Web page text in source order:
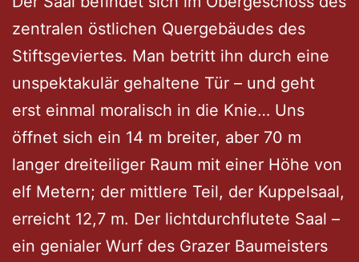
zentralen östlichen Quergebäudes des
Stiftsgeviertes. Man betritt ihn durch eine
unspektakulär gehaltene Tür – und geht
erst einmal moralisch in die Knie… Uns
öffnet sich ein 14 m breiter, aber 70 m
langer dreiteiliger Raum mit einer Höhe von
elf Metern; der mittlere Teil, der Kuppelsaal,
erreicht 12,7 m. Der lichtdurchflutete Saal –
ein genialer Wurf des Grazer Baumeisters